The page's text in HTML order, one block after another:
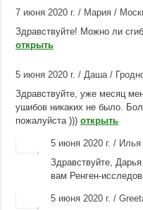
7 июня 2020 г. / Мария /
Здравствуйте! Можно ли
открыть
5 июня 2020 г. / Даша /
Здравствуйте, уже месяц
ушибов никаких не было.
пожалуйста ))) открыть
5 июня 2020 г. / Илья
Здравствуйте,
вам Ренген-
5 июня 2020 г. /